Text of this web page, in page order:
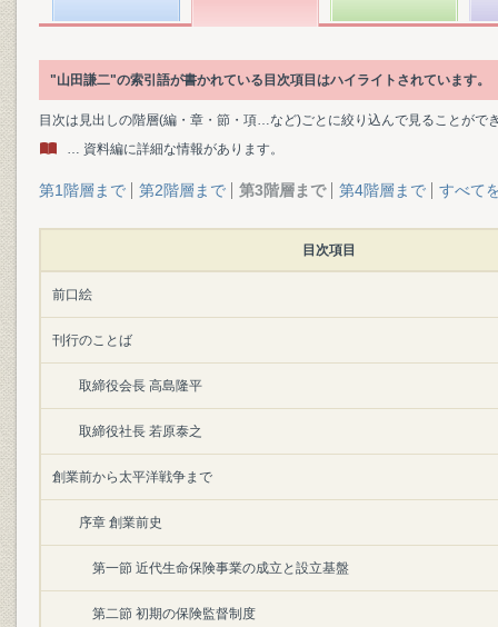
"山田謙二"の索引語が書かれている目次項目はハイライトされています。
目次は見出しの階層(編・章・節・項…など)ごとに絞り込んで見ることがで
… 資料編に詳細な情報があります。
第1階層まで 第2階層まで 第3階層まで 第4階層まで すべて
目次項目
前口絵
刊行のことば
取締役会長 高島隆平
取締役社長 若原泰之
創業前から太平洋戦争まで
序章 創業前史
第一節 近代生命保険事業の成立と設立基盤
第二節 初期の保険監督制度